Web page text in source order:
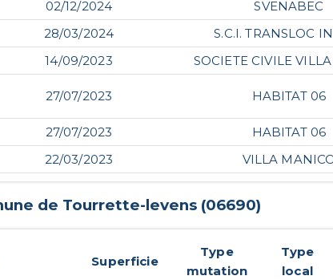
02/12/2024
SVENABEC
28/03/2024
S.C.I. TRANSLOC
14/09/2023 SOCIETE CIVILE
27/07/2023 HABITAT 06
27/07/2023
HABITAT 06
22/03/2023 VILLA
de Tourrette-levens(06690)
Superficie
Type
mutation
Type
local